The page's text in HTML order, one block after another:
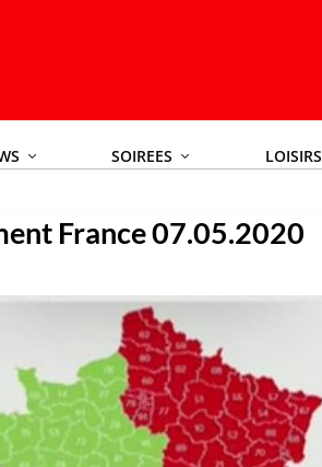
SOIREES LOISIRS
France 07.05.2020